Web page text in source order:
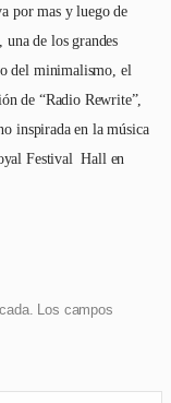
por mas y luego de
una de los grandes
del minimalismo, el
de “Radio Rewrite”,
inspirada en la música
Festival Hall en
Los campos